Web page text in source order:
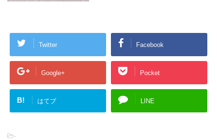
Twitter Facebook
Google+ Pocket
B! はてブ LINE
-